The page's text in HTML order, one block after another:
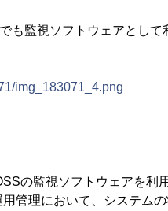
も監視ソフトウェアとして
img_183071_4.png
の監視ソフトウェアを利
管理において、システム